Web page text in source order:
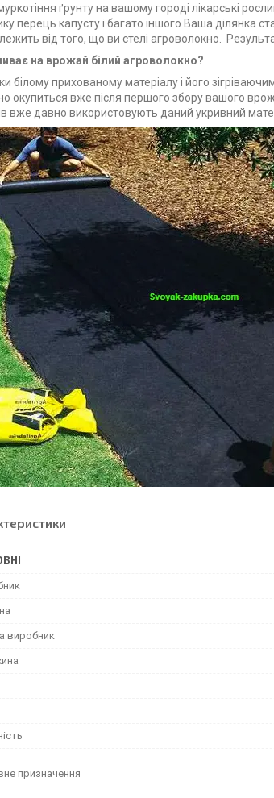
ґрунтуна вашому городі лікарські
перець капусту і багато іншого Ваша ділянка
від того, що ви стелі агроволокно.
на врожай білий агроволокно?
білому прихованому матеріалу і його
окупиться вже після першого збору вашого
вже давно використовують даний укривний
виробник
призначення